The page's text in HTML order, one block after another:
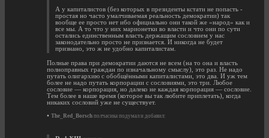
А у капиталистов (без которых в президенты кстати не попасть -
простая но часто умалчиваемая реальность демократии) так
вообще ее просто нет ибо официально они такой же «народ» как и
все мы. А то что у них марионетки во власти и что они по сути
остались единственным власть держащим сословием у нас
законодательно просто не признается. И никогда не будет
признано, это ж не удобно капиталистам.
Полные права при демократии даются не всем (на то она и власть
полноправных граждан по изначальному смыслу), это раз. Не надо
путать олигархию с обобщёнными капиталистами, это два. И уж тем
более не надо путать корпорации с сословиями, это три. Любое
сословие — корпорация, но далеко не каждая корпорация — сословие.
Тем более в наше время (которое вы так любите приплетать), когда
никаких сословий уже не существует.
• The_Red_Borsch полчасика подумал и добавил: